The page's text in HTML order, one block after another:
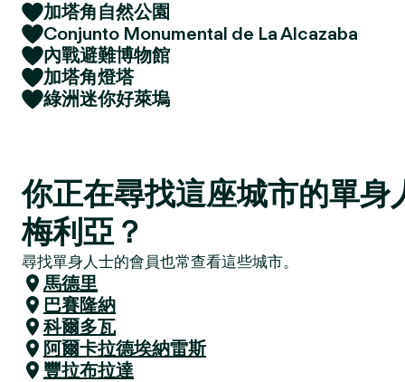
加塔角自然公園
Conjunto Monumental de La Alcazaba
內戰避難博物館
加塔角燈塔
綠洲迷你好萊塢
你正在尋找這座城市的單身
梅利亞？
尋找單身人士的會員也常查看這些城市。
馬德里
巴賽隆納
科爾多瓦
阿爾卡拉德埃納雷斯
豐拉布拉達